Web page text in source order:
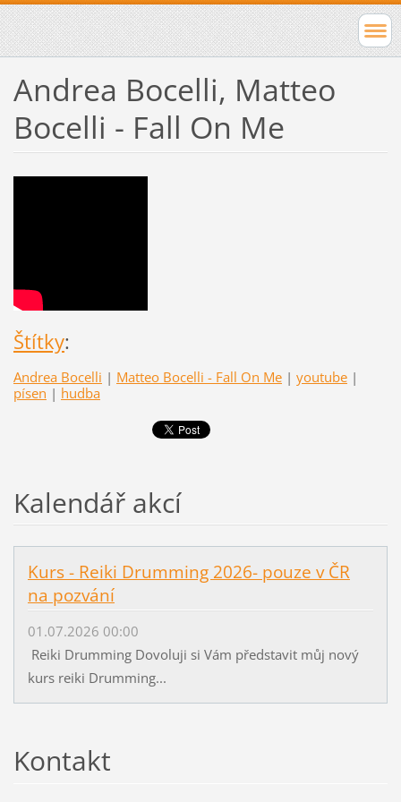
Andrea Bocelli, Matteo
Bocelli - Fall On Me
Štítky:
Andrea Bocelli | Matteo Bocelli - Fall On Me | youtube |
písen | hudba
Kalendář akcí
Kurs - Reiki Drumming 2026- pouze v ČR
na pozvání
01.07.2026 00:00
Reiki Drumming Dovoluji si Vám představit můj nový
kurs reiki Drumming...
Kontakt